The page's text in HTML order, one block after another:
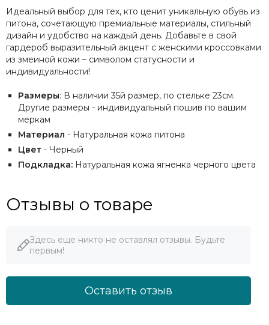
Идеальный выбор для тех, кто ценит уникальную обувь из
питона, сочетающую премиальные материалы, стильный
дизайн и удобство на каждый день. Добавьте в свой
гардероб выразительный акцент с женскими кроссовками
из змеиной кожи – символом статусности и
индивидуальности!
Размеры: В наличии 35й размер, по стельке 23см.
Другие размеры - индивидуальный пошив по вашим
меркам
Материал - Натуральная кожа питона
Цвет - Черный
Подкладка: Натуральная кожа ягненка черного цвета
Отзывы о товаре
Здесь еще никто не оставлял отзывы. Будьте
первым!
Оставить отзыв